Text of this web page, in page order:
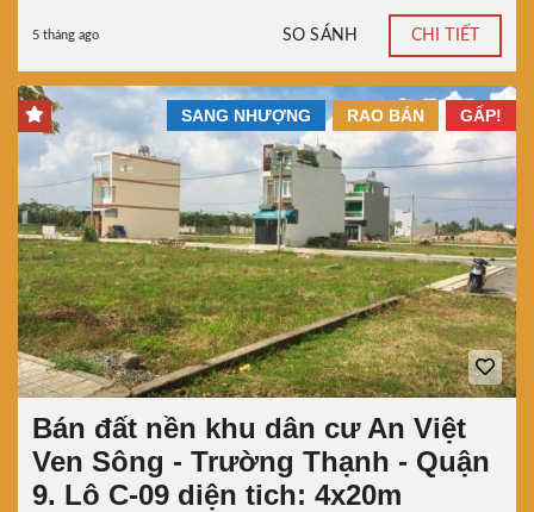
5 tháng ago SO SÁNH CHI TIẾT
GẤP!
RAO BÁN
SANG NHƯỢNG
Bán đất nền khu dân cư An Việt
Ven Sông - Trường Thạnh - Quận
9. Lô C-09 diện tich: 4x20m